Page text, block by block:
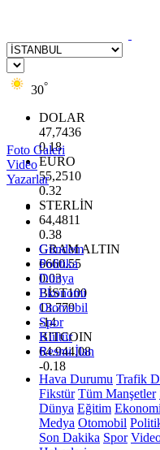
30°
DOLAR
47,7436
0.18
EURO
55,2510
0.32
STERLİN
64,4811
0.38
GRAM ALTIN
6660.55
0.03
BİST100
13.779
-14
BITCOIN
64.944,08
-0.18
Foto Galeri
Video
Yazarlar
Gündem
Politika
Dünya
Ekonomi
Otomobil
Spor
Kültür
Resmi İlan
Hava Durumu Trafik
Fikstür Tüm Manşetler
Dünya Eğitim Ekonomi
Medya Otomobil
Son Dakika Spor